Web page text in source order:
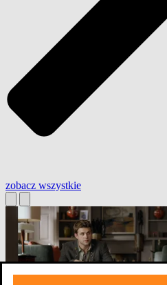
zobacz wszystkie